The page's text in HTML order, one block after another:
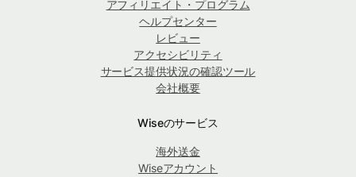
アフィリエイト・プログラム
ヘルプセンター
レビュー
アクセシビリティ
サービス提供状況の確認ツール
会社概要
Wiseのサービス
海外送金
Wiseアカウント